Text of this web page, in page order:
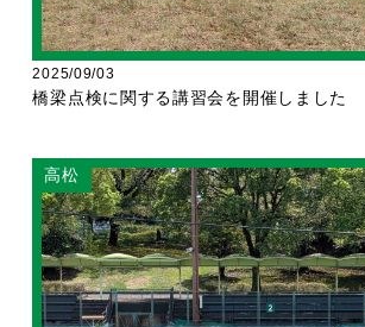
2025/09/03
橋梁点検に関する講習会を開催しました
高松